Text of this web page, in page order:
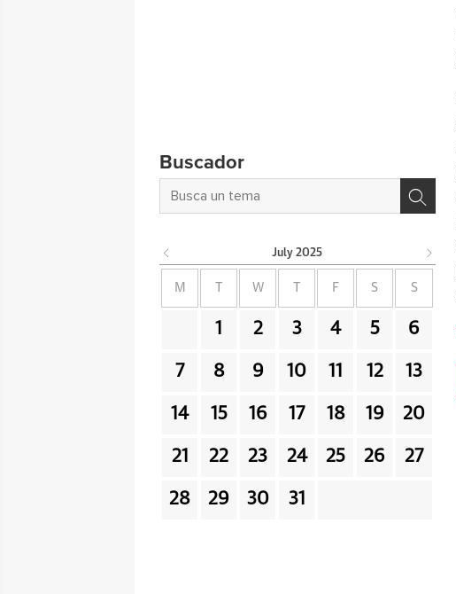
Buscador
July 2025
M W F S S
1 2 3 4 5 6
7 8 9 10 11 12 13
14 15 16 17 18 19 20
21 22 23 24 25 26 27
28 29 30 31